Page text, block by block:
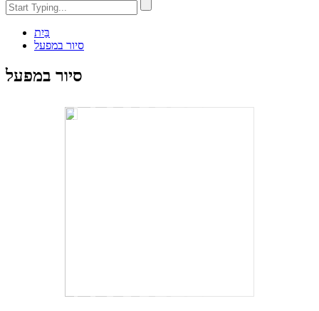
בַּיִת
סיור במפעל
סיור במפעל